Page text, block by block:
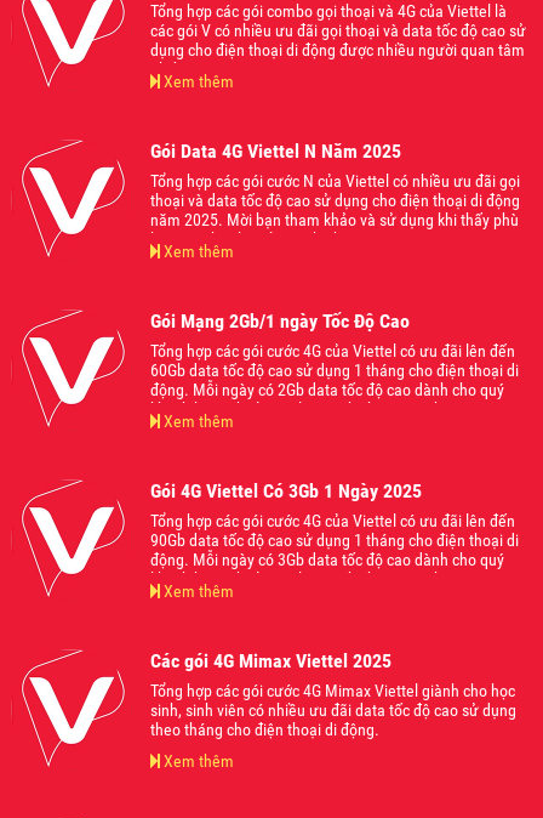
Tổng hợp các gói combo gọi thoại và 4G của Viettel là
các gói V có nhiều ưu đãi gọi thoại và data tốc độ cao sử
dụng cho điện thoại di động được nhiều người quan tâm
nhất năm 2025.
Xem thêm
Gói Data 4G Viettel N Năm 2025
Tổng hợp các gói cước N của Viettel có nhiều ưu đãi gọi
thoại và data tốc độ cao sử dụng cho điện thoại di động
năm 2025. Mời bạn tham khảo và sử dụng khi thấy phù
hợp với nhu cầu của mình nhé
Xem thêm
Gói Mạng 2Gb/1 ngày Tốc Độ Cao
Tổng hợp các gói cước 4G của Viettel có ưu đãi lên đến
60Gb data tốc độ cao sử dụng 1 tháng cho điện thoại di
động. Mỗi ngày có 2Gb data tốc độ cao dành cho quý
khách hàng thoải mái lướt web chơi game hoặc truy cập
các nền tảng ứng dụng mạng xã hội hot nhất hiện nay
Xem thêm
Gói 4G Viettel Có 3Gb 1 Ngày 2025
Tổng hợp các gói cước 4G của Viettel có ưu đãi lên đến
90Gb data tốc độ cao sử dụng 1 tháng cho điện thoại di
động. Mỗi ngày có 3Gb data tốc độ cao dành cho quý
khách hàng thoải mái lướt web chơi game hoặc truy cập
các nền tảng ứng dụng mạng xã hội hot nhất hiện nay
Xem thêm
Các gói 4G Mimax Viettel 2025
Tổng hợp các gói cước 4G Mimax Viettel giành cho học
sinh, sinh viên có nhiều ưu đãi data tốc độ cao sử dụng
theo tháng cho điện thoại di động.
Xem thêm